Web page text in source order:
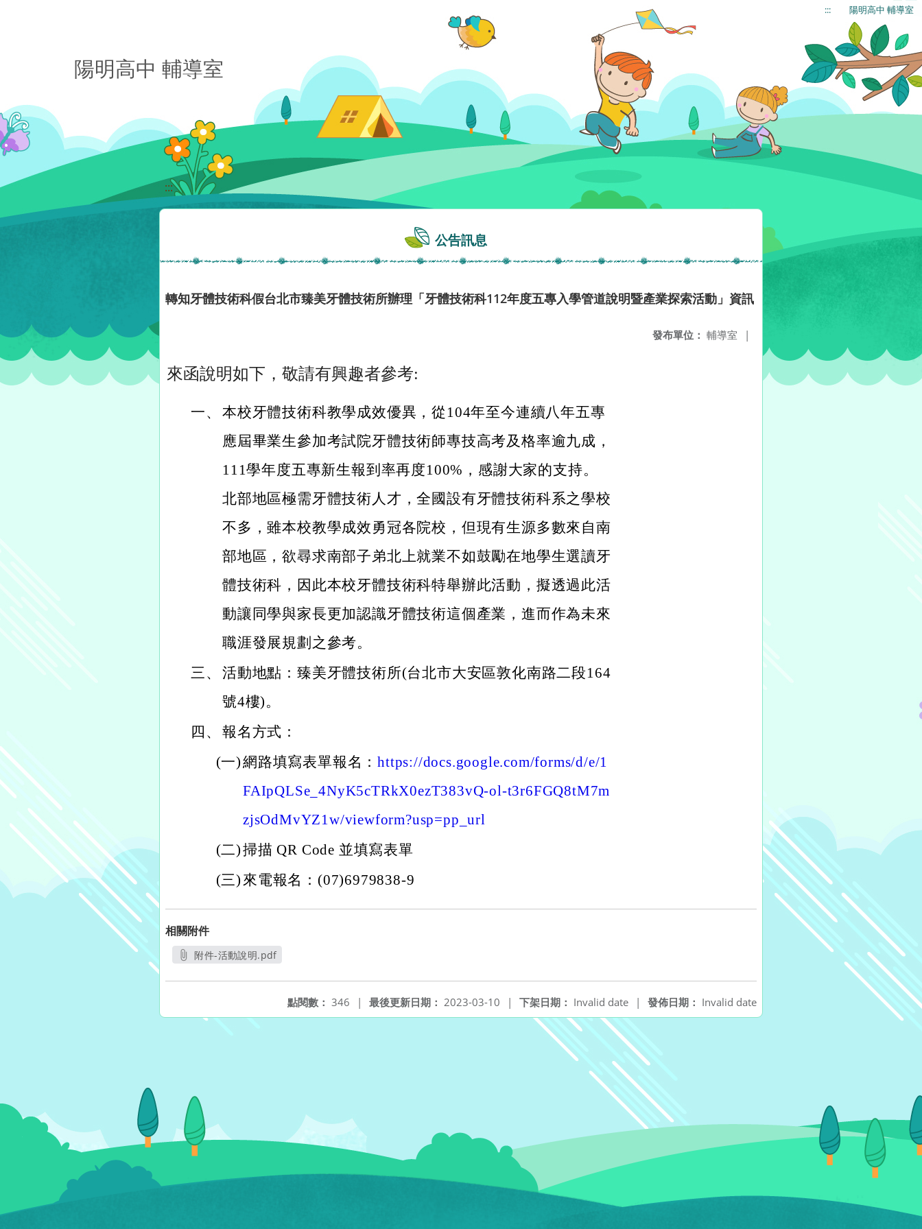
::: 陽明高中 輔導室
陽明高中 輔導室
:::
公告訊息
轉知牙體技術科假台北市臻美牙體技術所辦理「牙體技術科112年度五專入學管道說明暨產業探索活動」資訊
發布單位： 輔導室 |
來函說明如下，敬請有興趣者參考:
一、 本校牙體技術科教學成效優異，從104年至今連續八年五專
應屆畢業生參加考試院牙體技術師專技高考及格率逾九成，
111學年度五專新生報到率再度100%，感謝大家的支持。
北部地區極需牙體技術人才，全國設有牙體技術科系之學校
不多，雖本校教學成效勇冠各院校，但現有生源多數來自南
部地區，欲尋求南部子弟北上就業不如鼓勵在地學生選讀牙
體技術科，因此本校牙體技術科特舉辦此活動，擬透過此活
動讓同學與家長更加認識牙體技術這個產業，進而作為未來
職涯發展規劃之參考。
三、 活動地點：臻美牙體技術所(台北市大安區敦化南路二段164
號4樓)。
四、 報名方式：
(一)網路填寫表單報名：https://docs.google.com/forms/d/e/1
FAIpQLSe_4NyK5cTRkX0ezT383vQ-ol-t3r6FGQ8tM7m
zjsOdMvYZ1w/viewform?usp=pp_url
(二)掃描 QR Code 並填寫表單
(三) 來電報名：(07)6979838-9
相關附件
附件-活動說明.pdf
發佈日期： Invalid date
下架日期： Invalid date |
最後更新日期： 2023-03-10 |
點閱數： 346 |